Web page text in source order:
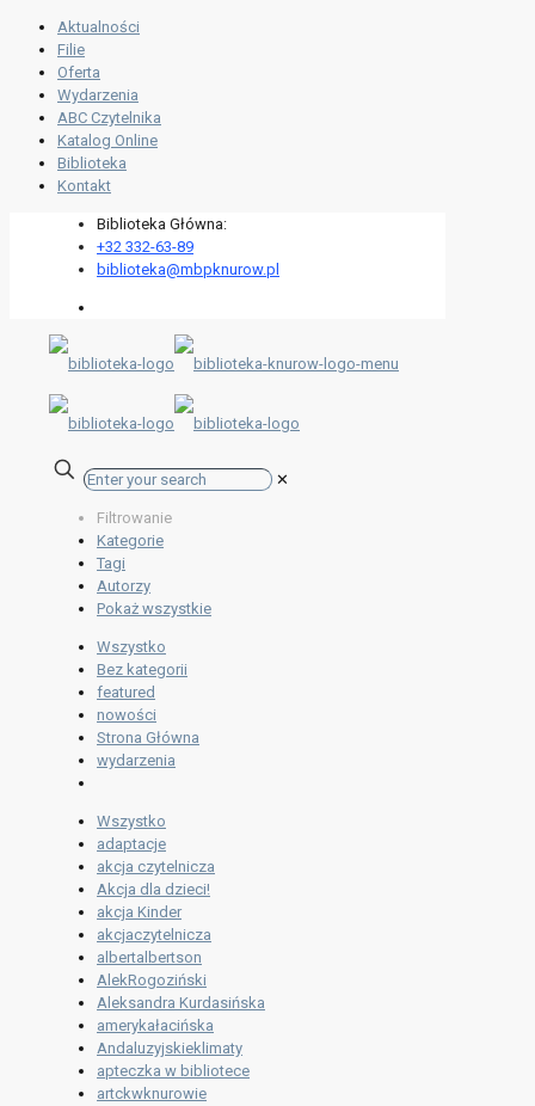
Aktualności
Filie
Oferta
Wydarzenia
ABC Czytelnika
Katalog Online
Biblioteka
Kontakt
Biblioteka Główna:
+32 332-63-89
biblioteka@mbpknurow.pl
✕
Filtrowanie
Kategorie
Tagi
Autorzy
Pokaż wszystkie
Wszystko
Bez kategorii
featured
nowości
Strona Główna
wydarzenia
Wszystko
adaptacje
akcja czytelnicza
Akcja dla dzieci!
akcja Kinder
akcjaczytelnicza
albertalbertson
AlekRogoziński
Aleksandra Kurdasińska
amerykałacińska
Andaluzyjskieklimaty
apteczka w bibliotece
artckwknurowie